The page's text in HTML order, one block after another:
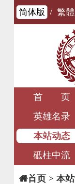
简体版 / 繁
首 页
英雄名录
本站动态
砥柱中流
首页> 本